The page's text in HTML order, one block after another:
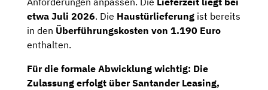
etwa Juli 2026. Die Haustürlieferung ist bereits
in den Überführungskosten von 1.190 Euro
enthalten.
Für die formale Abwicklung wichtig: Die
Zulassung erfolgt über Santander Leasing,